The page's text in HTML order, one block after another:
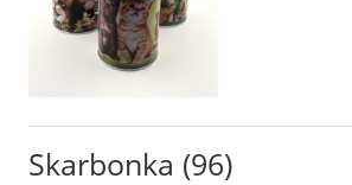
Skarbonka (96)